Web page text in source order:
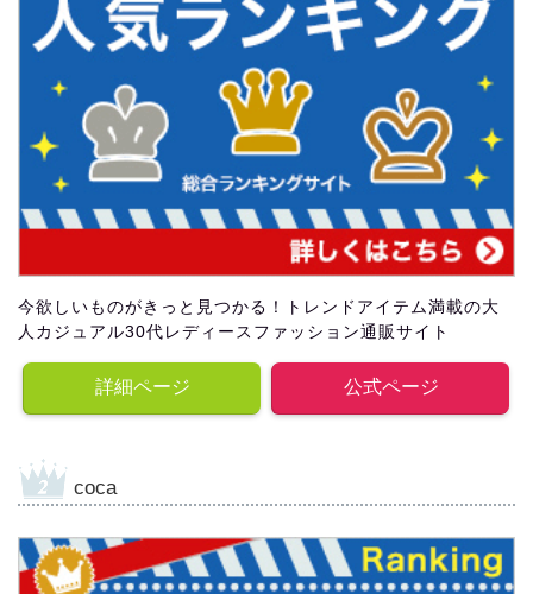
今欲しいものがきっと見つかる！トレンドアイテム満載の大
人カジュアル30代レディースファッション通販サイト
詳細ページ 公式ページ
coca